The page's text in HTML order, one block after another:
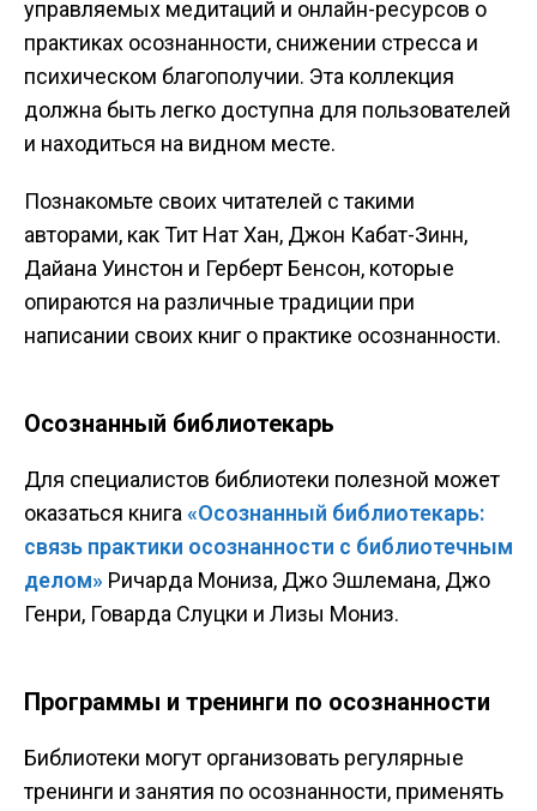
управляемых медитаций и онлайн-ресурсов о
практиках осознанности, снижении стресса и
психическом благополучии. Эта коллекция
должна быть легко доступна для пользователей
и находиться ​​на видном месте.
Познакомьте своих читателей с такими
авторами, как Тит Нат Хан, Джон Кабат-Зинн,
Дайана Уинстон и Герберт Бенсон, которые
опираются на различные традиции при
написании своих книг о практике осознанности.
Осознанный библиотекарь
Для специалистов библиотеки полезной может
оказаться книга «Осознанный библиотекарь:
связь практики осознанности с библиотечным
делом» Ричарда Мониза, Джо Эшлемана, Джо
Генри, Говарда Слуцки и Лизы Мониз.
Программы и тренинги по осознанности
Библиотеки могут организовать регулярные
тренинги и занятия по осознанности, применять